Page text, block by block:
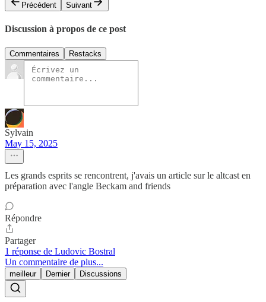
Précédent
Suivant
Discussion à propos de ce post
Commentaires Restacks
Sylvain
May 15, 2025
Les grands esprits se rencontrent, j'avais un article sur le altcast en
préparation avec l'angle Beckam and friends
Répondre
Partager
1 réponse de Ludovic Bostral
Un commentaire de plus...
meilleur Dernier Discussions